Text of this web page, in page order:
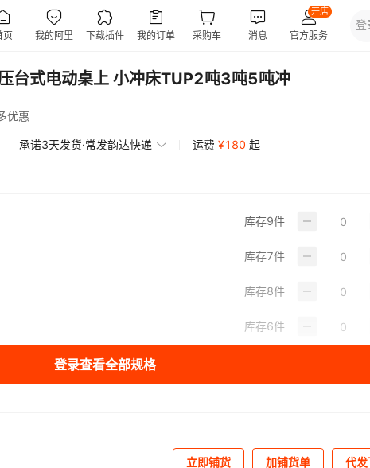
台式电动桌上 小冲床TUP2吨3吨5吨冲
优惠
承诺3天发货·常发韵达快递 运费 ¥180 起
库存9件
库存7件
库存8件
库存6件
登录查看全部规格
立即铺货 加铺货单 代